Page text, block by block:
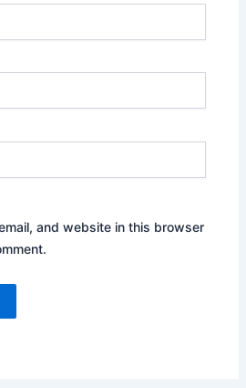
and website in this browser